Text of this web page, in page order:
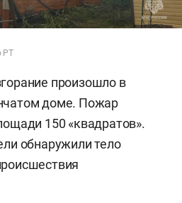
РТ
произошло в
доме. Пожар
150 «квадратов».
обнаружили тело